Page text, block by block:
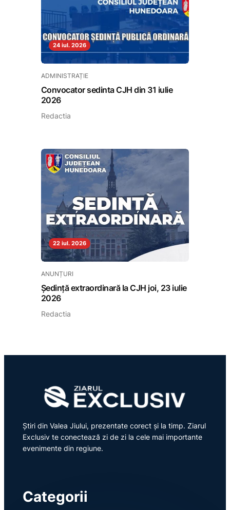
24 iul. 2026
ADMINISTRAȚIE
Convocator sedinta CJH din 31 iulie
2026
Redactia
22 iul. 2026
ANUNȚURI
Ședință extraordinară la CJH joi, 23 iulie
2026
Redactia
Știri din Valea Jiului, prezentate corect și la timp. Ziarul
Exclusiv te conectează zi de zi la cele mai importante
evenimente din regiune.
Categorii